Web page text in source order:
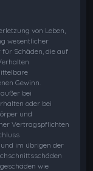
von Leben,
wesentlicher
Schäden, die auf
Gewinn.
bei
oder bei
und
Vertragspflichten
im übrigen der
wie